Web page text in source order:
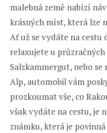
malebná země nabízí
krásných míst, která lze
Ať už se vydáte na cestu
relaxujete u
Salzkammergut, nebo
Alp, automobil vám
prozkoumat vše, co
však vydáte na cestu, je
známku, která je